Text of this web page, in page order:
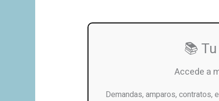
📚
Accede a
Demandas, amparos, contratos,